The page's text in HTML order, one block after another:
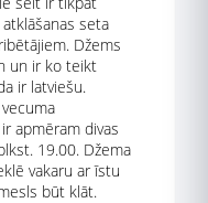
seta
Džems
un ir ko teikt
ir latviešu.
apmēram divas
19.00. Džema
vakaru ar īstu
būt klāt.